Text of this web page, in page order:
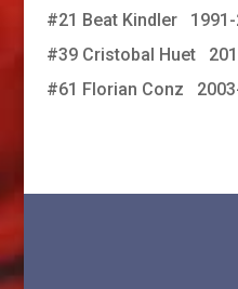
#21 Beat Kindler 1991-
#39 Cristobal Huet
#61 Florian Conz